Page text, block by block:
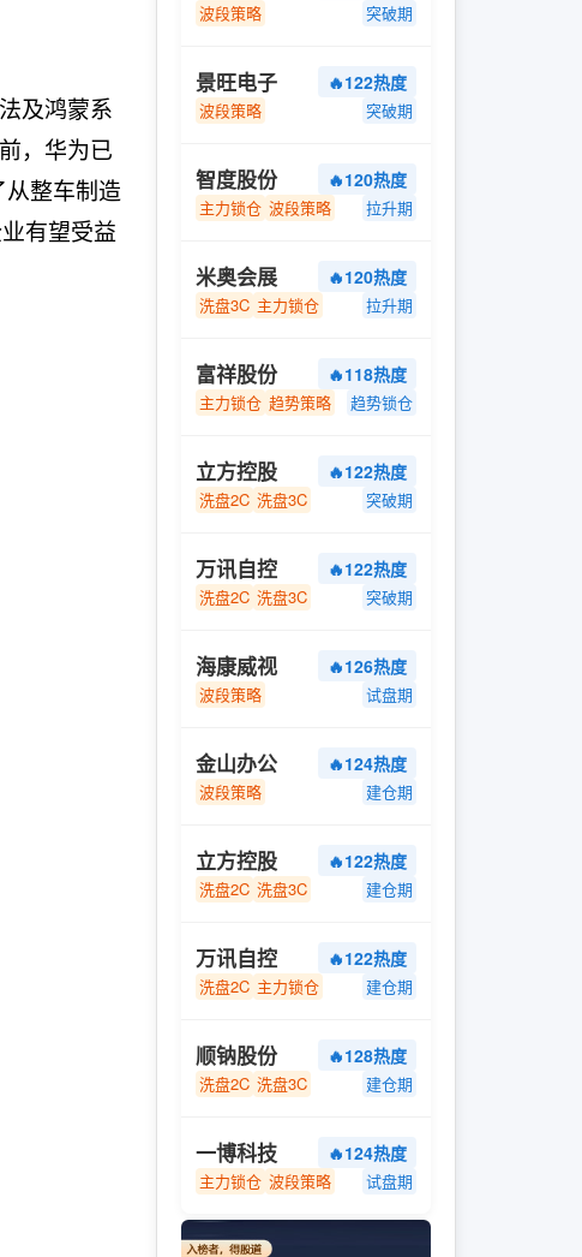
及鸿蒙系
，华为已
整车制造
有望受益
波段策略 突破期
景旺电子 🔥122热度
波段策略 突破期
智度股份 🔥120热度
主力锁仓 波段策略 拉升期
米奥会展 🔥120热度
洗盘3C 主力锁仓 拉升期
富祥股份 🔥118热度
主力锁仓 趋势策略 趋势锁仓
立方控股 🔥122热度
洗盘2C 洗盘3C 突破期
万讯自控 🔥122热度
洗盘2C 洗盘3C 突破期
海康威视 🔥126热度
波段策略 试盘期
金山办公 🔥124热度
波段策略 建仓期
立方控股 🔥122热度
洗盘2C 洗盘3C 建仓期
万讯自控 🔥122热度
洗盘2C 主力锁仓 建仓期
顺钠股份 🔥128热度
洗盘2C 洗盘3C 建仓期
一博科技 🔥124热度
主力锁仓 波段策略 试盘期